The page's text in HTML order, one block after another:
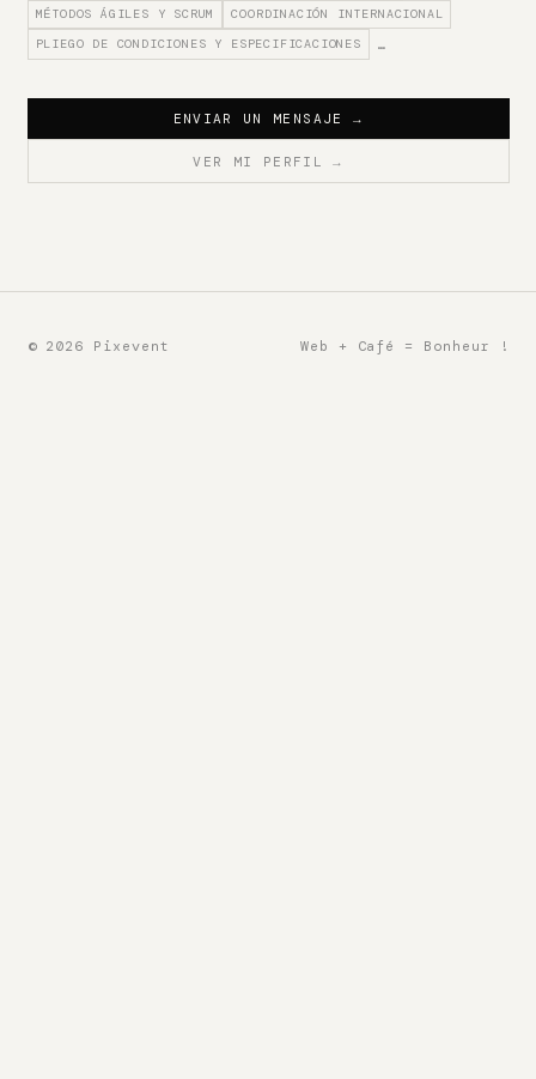
MÉTODOS ÁGILES Y SCRUM
COORDINACIÓN INTERNACIONAL
PLIEGO DE CONDICIONES Y ESPECIFICACIONES
…
ENVIAR UN MENSAJE →
VER MI PERFIL→
© 2026 Pixevent Web + Café = Bonheur !